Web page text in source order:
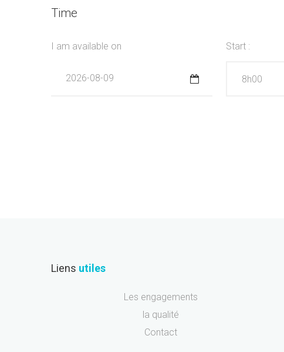
Time
I am available on Start :
Liens utiles
Les engagements
la qualité
Contact